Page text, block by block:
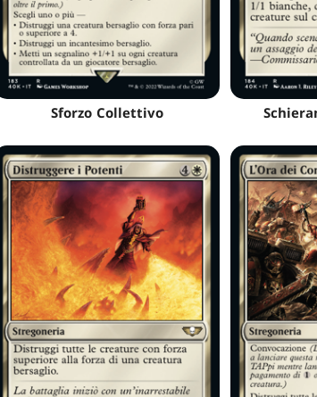
Sforzo Collettivo